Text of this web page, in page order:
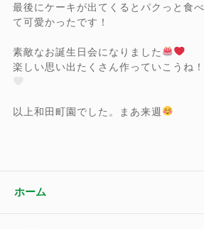
最後にケーキが出てくるとパクっと食
て可愛かったです！
素敵なお誕生日会になりました
楽しい思い出たくさん作っていこうね
以上和田町園でした。まあ来週
ホーム